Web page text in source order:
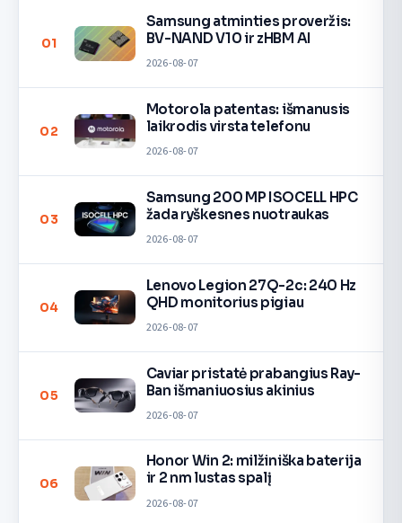
01
Samsung atminties proveržis:
BV-NAND V10 ir zHBM AI
2026-08-07
02
Motorola patentas: išmanusis
laikrodis virsta telefonu
2026-08-07
03
Samsung 200 MP ISOCELL HPC
žada ryškesnes nuotraukas
2026-08-07
04
Lenovo Legion 27Q-2c: 240 Hz
QHD monitorius pigiau
2026-08-07
05
Caviar pristatė prabangius Ray-
Ban išmaniuosius akinius
2026-08-07
06
Honor Win 2: milžiniška baterija
ir 2 nm lustas spalį
2026-08-07